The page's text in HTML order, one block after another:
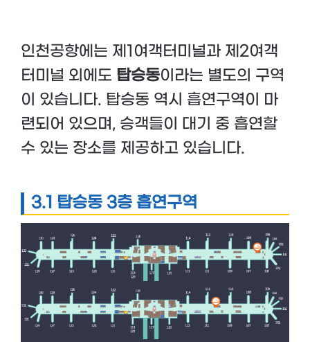
인천공항에는 제1여객터미널과 제2여객
터미널 외에도 탑승동이라는 별도의 구역
이 있습니다. 탑승동 역시 흡연구역이 마
련되어 있으며, 승객들이 대기 중 흡연할
수 있는 장소를 제공하고 있습니다.
3.1 탑승동 3층 흡연구역